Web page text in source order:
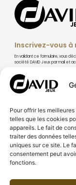
Pour offrir les
telles que les cookies
appareils. Le fait de
traiter des données
uniques sur ce site. Le
consentement peut
fonctions.
Inscrivez-vous
En validant ce formulaire, vous
société DAVID Jeux par mail et
À PROPOS DE
CONSEILS &